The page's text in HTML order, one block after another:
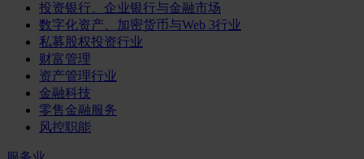
投资银行、企业银行与金融市场
数字化资产、加密货币与Web 3行业
私募股权投资行业
财富管理
资产管理行业
金融科技
零售金融服务
风控职能